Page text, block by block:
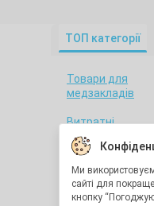
Ми
сайті для
кнопку
ТОП категорії
Товари для
медзакладів
Витратні
матеріали
Товари для
Товари для
стоматології
Краса та